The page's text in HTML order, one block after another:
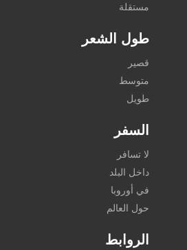
مستقلة
طول الشعر
قصير
متوسط
طويل
السفر
لا تسافر
داخل البلد
في أوروبا
حول العالم
الروابط